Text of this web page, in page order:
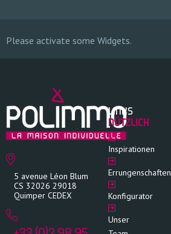
Please activate some Widgets.
5 avenue Léon Blum
CS 32026 29018
Quimper CEDEX
LINKS
NÜTZLICH
Inspirationen
Errungenschaften
Konfigurator
Unser